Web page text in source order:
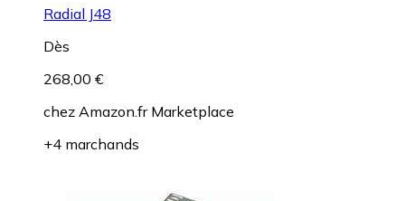
Radial J48
Dès
268,00 €
chez Amazon.fr Marketplace
+4 marchands